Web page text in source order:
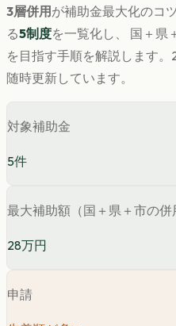
3層併用 が補助金最大化のコツ
る5制度を一覧化し、 国＋県
を目指す手順を解説します。
随時更新しています。
対象補助金
5件
最大補助額（国＋県＋市の併
28万円
申請